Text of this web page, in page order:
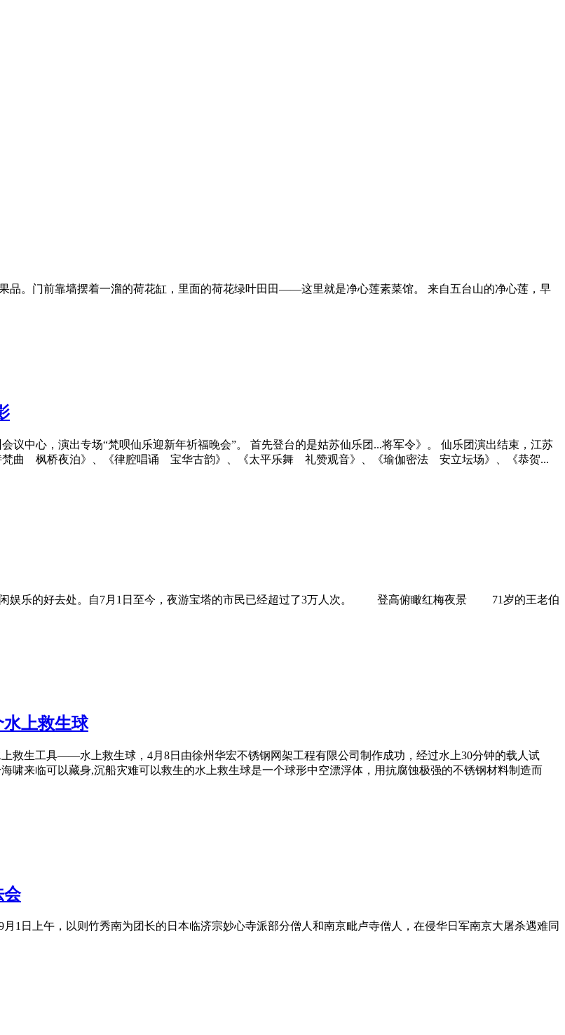
品。门前靠墙摆着一溜的荷花缸，里面的荷花绿叶田田——这里就是净心莲素菜馆。 来自五台山的净心莲，早
议中心，演出专场“梵呗仙乐迎新年祈福晚会”。 首先登台的是姑苏仙乐团...将军令》。 仙乐团演出结束， 江苏
梵曲 枫桥夜泊》、《律腔唱诵 宝华古韵》、《太平乐舞 礼赞观音》、《瑜伽密法 安立坛场》、《恭贺...
娱乐的好去处。自7月1日至今，夜游宝塔的市民已经超过了3万人次。 登高俯瞰红梅夜景 71岁的王老伯
上救生球
救生工具——水上救生球，4月8日由徐州华宏不锈钢网架工程有限公司制作成功，经过水上30分钟的载人试
啸来临可以藏身,沉船灾难可以救生的水上救生球是一个球形中空漂浮体，用抗腐蚀极强的不锈钢材料制造而
会
日上午，以则竹秀南为团长的日本临济宗妙心寺派部分僧人和南京毗卢寺僧人，在侵华日军南京大屠杀遇难同